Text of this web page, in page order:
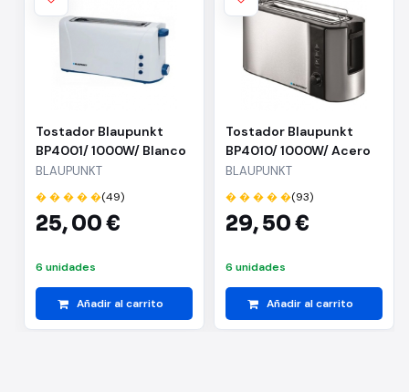
Tostador Blaupunkt
BP4001/ 1000W/ Blanco
BLAUPUNKT
� � � � �(49)
25,00 €
6 unidades
Añadir al carrito
Tostador Blaupunkt
BP4010/ 1000W/ Acero
Inoxidable
BLAUPUNKT
� � � � �(93)
29,50 €
6 unidades
Añadir al carrito